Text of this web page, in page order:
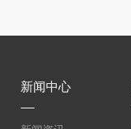
新闻中心